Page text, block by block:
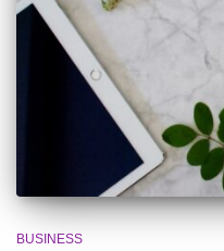
BUSINESS